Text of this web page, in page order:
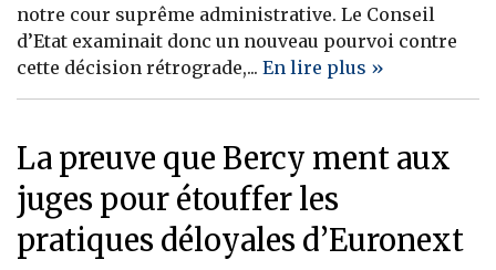
notre cour suprême administrative. Le Conseil
d’Etat examinait donc un nouveau pourvoi contre
cette décision rétrograde,... En lire plus »
La preuve que Bercy ment aux
juges pour étouffer les
pratiques déloyales d’Euronext